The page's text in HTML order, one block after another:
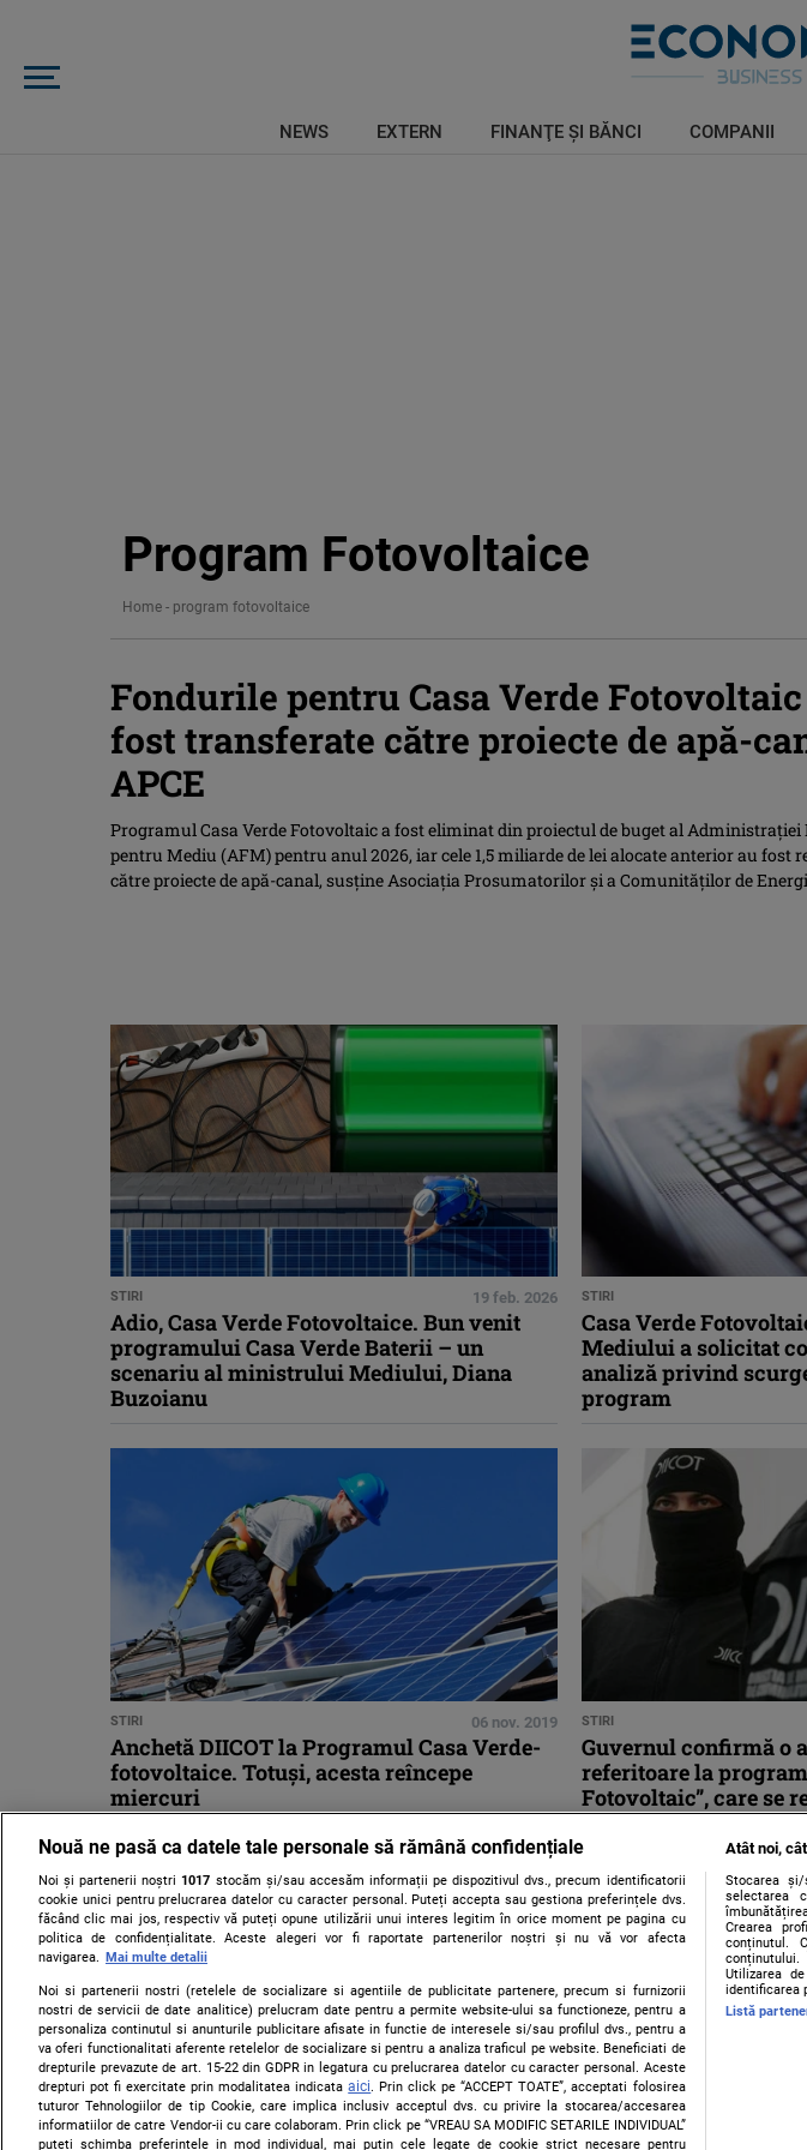
NEWS EXTERN FINANŢE ŞI BĂNCI COMPANII
Program Fotovoltaice
Home - program fotovoltaice
Fondurile pentru Casa Verde
fost transferate către proiecte de apă-
APCE
Programul Casa Verde Fotovoltaic a fost eliminat din proiectul de buget al
pentru Mediu (AFM) pentru anul 2026, iar cele 1,5 miliarde de lei alocate anterior au fost
către proiecte de apă-canal, susţine Asociaţia Prosumatorilor şi a Comunităţilor de
STIRI 19 feb. 2026
Adio, Casa Verde Fotovoltaice. Bun venit
programului Casa Verde Baterii – un
scenariu al ministrului Mediului, Diana
Buzoianu
STIRI
Casa Verde
Mediului a solicitat
analiză privind
program
STIRI 06 nov. 2019
Anchetă DIICOT la Programul Casa Verde-
fotovoltaice. Totuşi, acesta reîncepe
miercuri
STIRI
Guvernul confirmă o
referitoare la
Fotovoltaic”, care se
forma inițială
Contact
Nouă ne pasă ca datele tale personale să rămână confidențiale
Noi și partenerii noștri1017 stocăm și/sau accesăm informații pe dispozitivul dvs., precum identificatorii
cookie unici pentru prelucrarea datelor cu caracter personal. Puteți accepta sau gestiona preferințele dvs.
făcând clic mai jos, respectiv vă puteți opune utilizării unui interes legitim în orice moment pe pagina cu
politica de confidențialitate. Aceste alegeri vor fi raportate partenerilor noștri și nu vă vor afecta
navigarea.
Mai multe detalii
Noi si partenerii nostri (retelele de socializare si agentiile de publicitate partenere, precum si furnizorii
nostri de servicii de date analitice) prelucram date pentru a permite website-ului sa functioneze, pentru a
personaliza continutul si anunturile publicitare afisate in functie de interesele si/sau profilul dvs., pentru a
va oferi functionalitati aferente retelelor de socializare si pentru a analiza traficul pe website. Beneficiati de
drepturile prevazute de art. 15-22 din GDPR in legatura cu prelucrarea datelor cu caracter personal. Aceste
drepturi pot fi exercitate prin modalitatea indicataaici. Prin click pe “ACCEPT TOATE”, acceptati folosirea
tuturor Tehnologiilor de tip Cookie, care implica inclusiv acceptul dvs. cu privire la stocarea/accesarea
informatiilor de catre Vendor-ii cu care colaboram. Prin click pe “VREAU SA MODIFIC SETARILE INDIVIDUAL”
puteti schimba preferintele in mod individual, mai putin cele legate de cookie strict necesare pentru
Atât noi,
Stocarea
selectarea
Crearea
conținutul.
Utilizarea
identificarea
Listă